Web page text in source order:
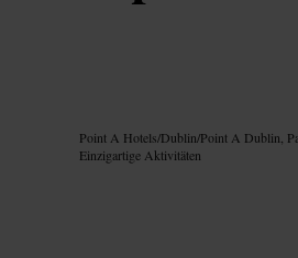
Point A Hotels/Dublin/Point A Dublin,
Einzigartige Aktivitäten